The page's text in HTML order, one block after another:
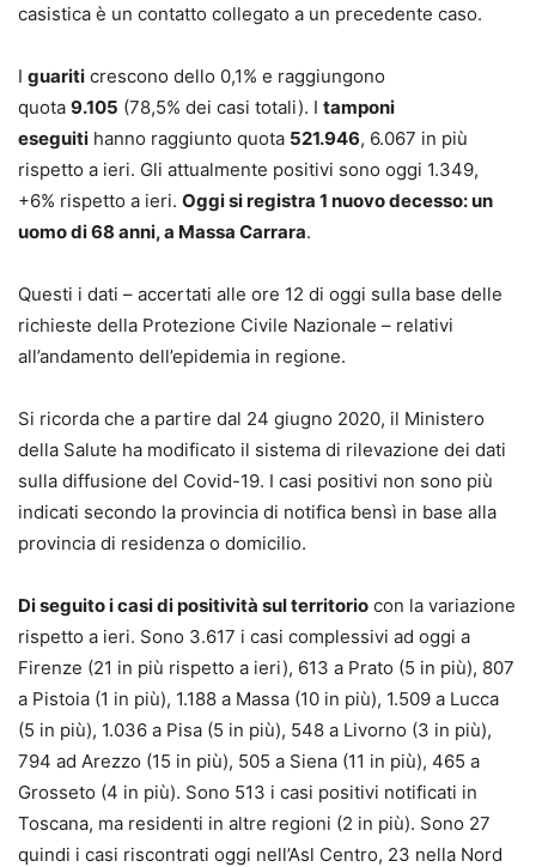
casistica è un contatto collegato a un precedente caso.
I guariti crescono dello 0,1% e raggiungono
quota 9.105 (78,5% dei casi totali). I tamponi
eseguiti hanno raggiunto quota 521.946, 6.067 in più
rispetto a ieri. Gli attualmente positivi sono oggi 1.349,
+6% rispetto a ieri. Oggi si registra 1 nuovo decesso: un
uomo di 68 anni, a Massa Carrara.
Questi i dati – accertati alle ore 12 di oggi sulla base delle
richieste della Protezione Civile Nazionale – relativi
all’andamento dell’epidemia in regione.
Si ricorda che a partire dal 24 giugno 2020, il Ministero
della Salute ha modificato il sistema di rilevazione dei dati
sulla diffusione del Covid-19. I casi positivi non sono più
indicati secondo la provincia di notifica bensì in base alla
provincia di residenza o domicilio.
Di seguito i casi di positività sul territorio con la variazione
rispetto a ieri. Sono 3.617 i casi complessivi ad oggi a
Firenze (21 in più rispetto a ieri), 613 a Prato (5 in più), 807
a Pistoia (1 in più), 1.188 a Massa (10 in più), 1.509 a Lucca
(5 in più), 1.036 a Pisa (5 in più), 548 a Livorno (3 in più),
794 ad Arezzo (15 in più), 505 a Siena (11 in più), 465 a
Grosseto (4 in più). Sono 513 i casi positivi notificati in
Toscana, ma residenti in altre regioni (2 in più). Sono 27
quindi i casi riscontrati oggi nell’Asl Centro, 23 nella Nord